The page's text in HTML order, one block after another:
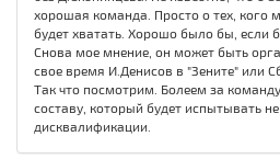
хорошая команда. Просто о тех, кого
будет хватать. Хорошо было бы, если
Снова мое мнение, он может быть
свое время И.Денисов в "Зените" или
Так что посмотрим. Болеем за
составу, который будет испытывать
дисквалификации.